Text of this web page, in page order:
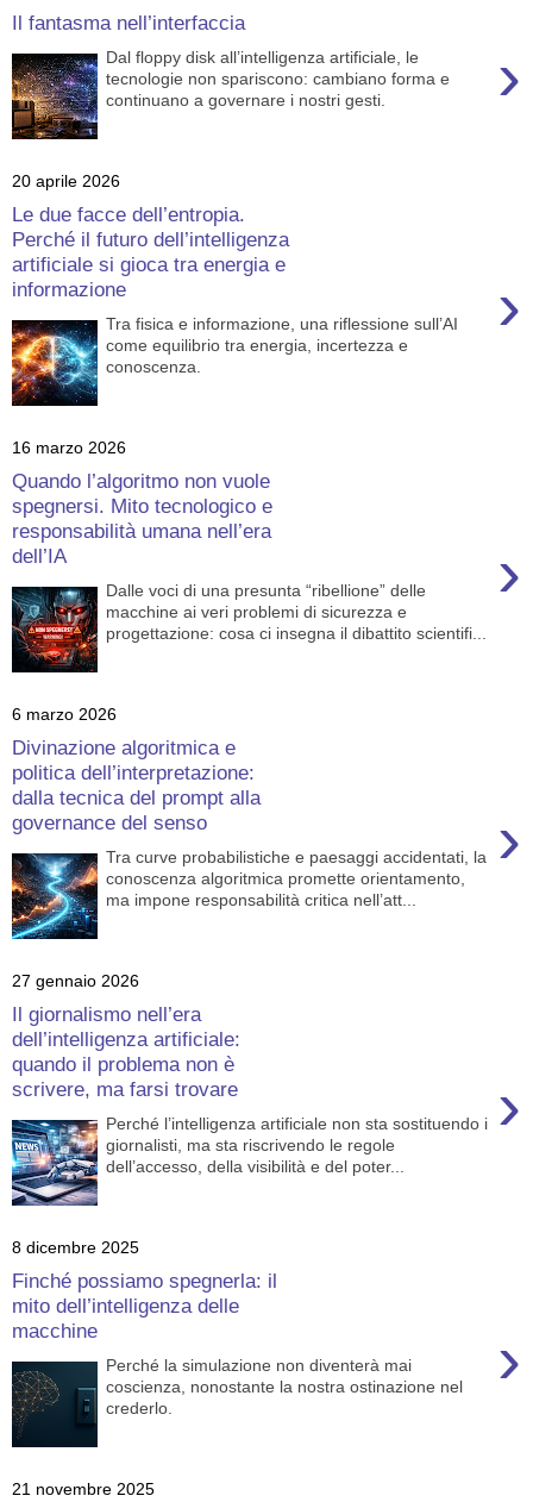
Il fantasma nell’interfaccia
›
Dal floppy disk all’intelligenza artificiale, le
tecnologie non spariscono: cambiano forma e
continuano a governare i nostri gesti.
20 aprile 2026
Le due facce dell’entropia.
Perché il futuro dell’intelligenza
artificiale si gioca tra energia e
informazione
›
Tra fisica e informazione, una riflessione sull’AI
come equilibrio tra energia, incertezza e
conoscenza.
16 marzo 2026
Quando l’algoritmo non vuole
spegnersi. Mito tecnologico e
responsabilità umana nell’era
dell’IA
›
Dalle voci di una presunta “ribellione” delle
macchine ai veri problemi di sicurezza e
progettazione: cosa ci insegna il dibattito scientifi...
6 marzo 2026
Divinazione algoritmica e
politica dell’interpretazione:
dalla tecnica del prompt alla
governance del senso
›
Tra curve probabilistiche e paesaggi accidentati, la
conoscenza algoritmica promette orientamento,
ma impone responsabilità critica nell’att...
27 gennaio 2026
Il giornalismo nell’era
dell’intelligenza artificiale:
quando il problema non è
scrivere, ma farsi trovare
›
Perché l’intelligenza artificiale non sta sostituendo i
giornalisti, ma sta riscrivendo le regole
dell’accesso, della visibilità e del poter...
8 dicembre 2025
Finché possiamo spegnerla: il
mito dell’intelligenza delle
macchine
›
Perché la simulazione non diventerà mai
coscienza, nonostante la nostra ostinazione nel
crederlo.
21 novembre 2025